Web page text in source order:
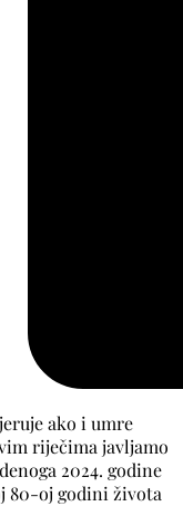
ako i umre
riječima javljamo
2024. godine
80-oj godini života